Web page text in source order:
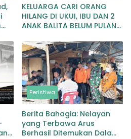
KELUARGA CARI ORANG
HILANG DI UKUI, IBU DAN 2
ANAK BALITA BELUM PULANG
Peristiwa
Berita Bahagia: Nelayan
yang Terbawa Arus
Berhasil Ditemukan Dalam